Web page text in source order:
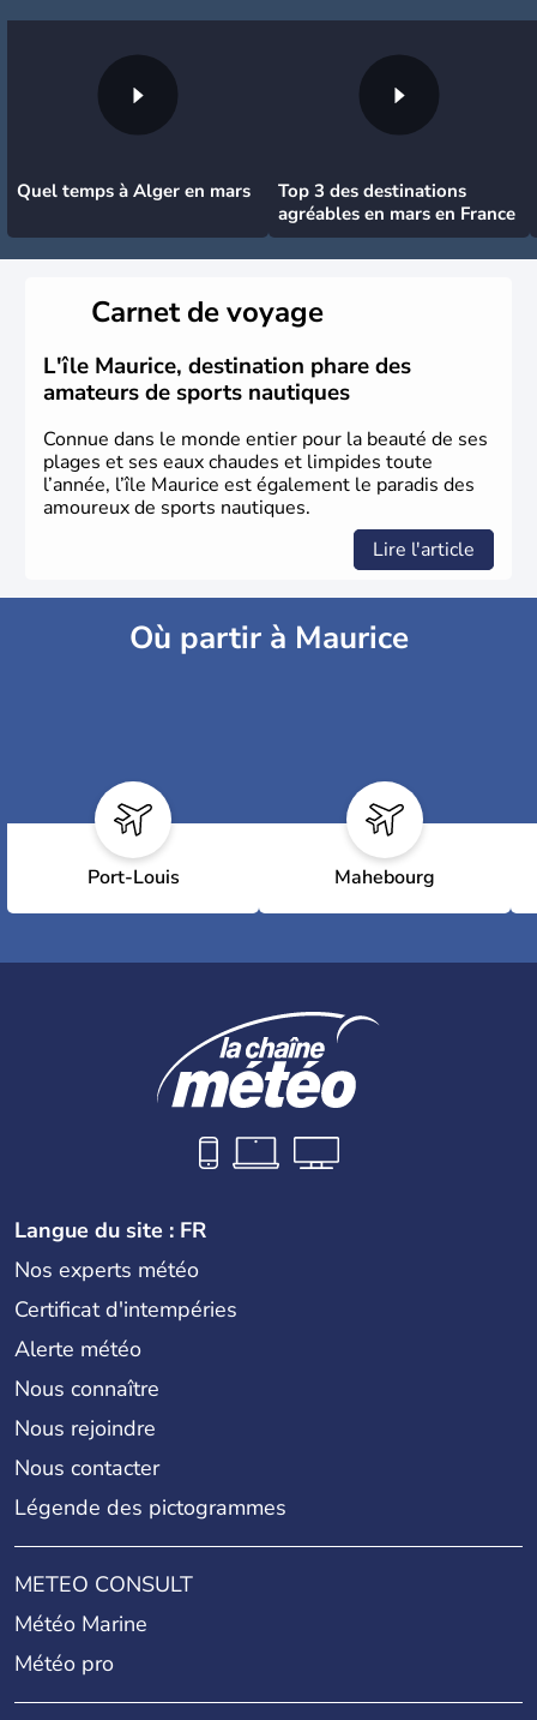
Quel temps à Alger en mars
Top 3 des destinations
agréables en mars en France
Carnet de voyage
L'île Maurice, destination phare des
amateurs de sports nautiques
Connue dans le monde entier pour la beauté de ses
plages et ses eaux chaudes et limpides toute
l’année, l’île Maurice est également le paradis des
amoureux de sports nautiques.
Lire l'article
Où partir à Maurice
Port-Louis Mahebourg
Langue du site : FR
Nos experts météo
Certificat d'intempéries
Alerte météo
Nous connaître
Nous rejoindre
Nous contacter
Légende des pictogrammes
METEO CONSULT
Météo Marine
Météo pro